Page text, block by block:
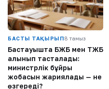
БАСТЫ ТАҚЫРЫП8 тамыз
Бастауышта БЖБ мен ТЖБ
алынып тасталады:
министрлік бұйрық
жобасын жариялады — не
өзгереді?